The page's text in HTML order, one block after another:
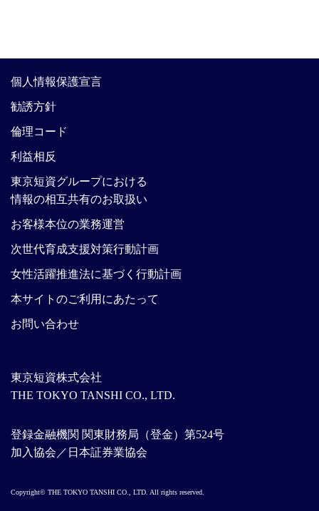
東京短資株式会社
THE TOKYO TANSHI CO., LTD.
登録金融機関 関東財務局（登金）第524号
加入協会／日本証券業協会
個人情報保護宣言
勧誘方針
倫理コード
利益相反
東京短資グループにおける
情報の相互共有のお取扱い
お客様本位の業務運営
次世代育成支援対策行動計画
女性活躍推進法に基づく行動計画
本サイトのご利用にあたって
お問い合わせ
Copyright© THE TOKYO TANSHI CO., LTD. All rights reserved.